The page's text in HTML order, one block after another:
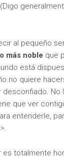
al pequeño
más noble que
está
no quiere
No
que ver
entenderle,
totalmente